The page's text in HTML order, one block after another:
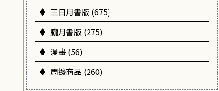
三日月書版 (675)
朧月書版 (275)
漫畫 (56)
周邊商品 (260)